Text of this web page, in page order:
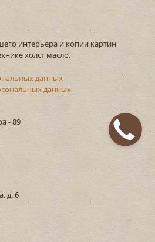
интерьера и копии картин
холст масло.
данных
данных
- 89
д. 6